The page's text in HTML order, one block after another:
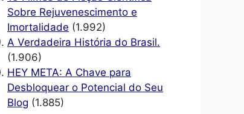
Sobre Rejuvenescimento e
Imortalidade (1.992)
A Verdadeira História do Brasil.
(1.906)
HEY META: A Chave para
Desbloquear o Potencial do Seu
Blog (1.885)